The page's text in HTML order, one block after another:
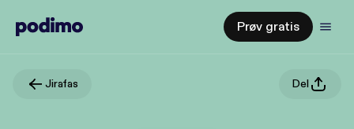
Prøv gratis
Jirafas Del